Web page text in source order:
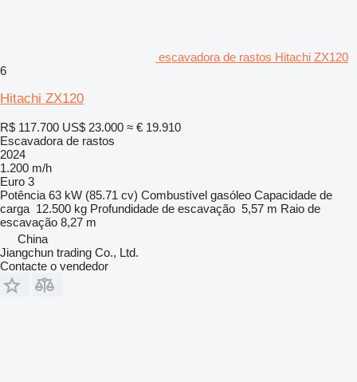
escavadora de rastos Hitachi ZX120
6
Hitachi ZX120
R$ 117.700 US$ 23.000 ≈ € 19.910
Escavadora de rastos
2024
1.200 m/h
Euro 3
Potência 63 kW (85.71 cv) Combustível gasóleo Capacidade de
carga 12.500 kg Profundidade de escavação 5,57 m Raio de
escavação 8,27 m
China
Jiangchun trading Co., Ltd.
Contacte o vendedor